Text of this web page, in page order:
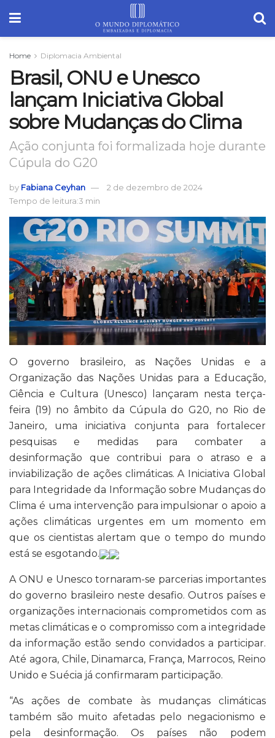
Home Diplomacia Ambiental
Brasil, ONU e Unesco
lançam Iniciativa Global
sobre Mudanças do Clima
Ação conjunta foi formalizada hoje durante
Cúpula do G20
by Fabiana Ceyhan
2 de dezembro de 2024
Tempo de leitura:3 min
O governo brasileiro, as Nações Unidas e a
Organização das Nações Unidas para a Educação,
Ciência e Cultura (Unesco) lançaram nesta terça-
feira (19) no âmbito da Cúpula do G20, no Rio de
Janeiro, uma iniciativa conjunta para fortalecer
pesquisas e medidas para combater a
desinformação que contribui para o atraso e a
inviabilização de ações climáticas. A Iniciativa Global
para Integridade da Informação sobre Mudanças do
Clima é uma intervenção para impulsionar o apoio a
ações climáticas urgentes em um momento em
que os cientistas alertam que o tempo do mundo
está se esgotando.
A ONU e Unesco tornaram-se parcerias importantes
do governo brasileiro neste desafio. Outros países e
organizações internacionais comprometidos com as
metas climáticas e o compromisso com a integridade
da informação estão sendo convidados a participar.
Até agora, Chile, Dinamarca, França, Marrocos, Reino
Unido e Suécia já confirmaram participação.
“As ações de combate às mudanças climáticas
também são muito afetadas pelo negacionismo e
pela desinformação. Os países não podem